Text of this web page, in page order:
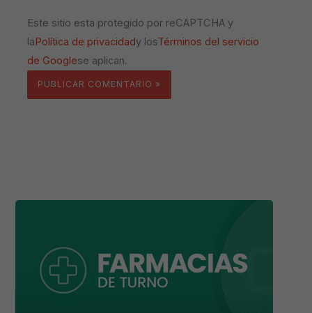
Este sitio esta protegido por reCAPTCHA y
laPolítica de privacidady losTérminos del servicio
de Googlese aplican.